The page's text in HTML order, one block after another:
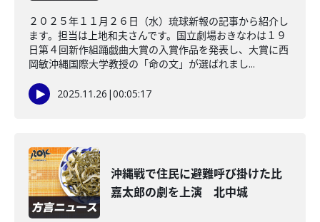
２０２５年１１月２６日（水）琉球新報の記事から紹介し
ます。担当は上地和夫さんです。国立劇場おきなわは１９
日第４回新作組踊戯曲大賞の入賞作品を発表し、大賞に西
岡敏沖縄国際大学教授の「命の文」が選ばれまし...
2025.11.26 |00:05:17
沖縄戦で住民に避難呼び掛けた比
嘉太郎の劇を上演 北中城